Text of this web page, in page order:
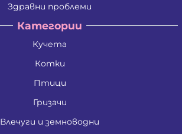
Здравни проблеми
Категории
Кучета
Котки
Птици
Гризачи
Влечуги и земноводни